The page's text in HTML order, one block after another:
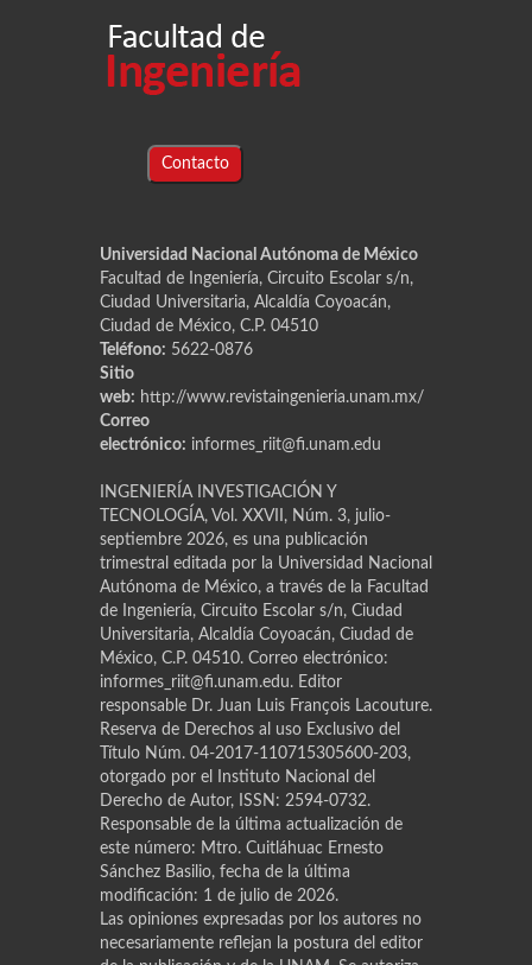
Contacto
Universidad Nacional Autónoma de México
Facultad de Ingeniería, Circuito Escolar s/n,
Ciudad Universitaria, Alcaldía Coyoacán,
Ciudad de México, C.P. 04510
Teléfono: 5622-0876
Sitio
web: http://www.revistaingenieria.unam.mx/
Correo
electrónico: informes_riit@fi.unam.edu
INGENIERÍA INVESTIGACIÓN Y
TECNOLOGÍA, Vol. XXVII, Núm. 3, julio-
septiembre 2026, es una publicación
trimestral editada por la Universidad Nacional
Autónoma de México, a través de la Facultad
de Ingeniería, Circuito Escolar s/n, Ciudad
Universitaria, Alcaldía Coyoacán, Ciudad de
México, C.P. 04510. Correo electrónico:
informes_riit@fi.unam.edu. Editor
responsable Dr. Juan Luis Franҫois Lacouture.
Reserva de Derechos al uso Exclusivo del
Título Núm. 04-2017-110715305600-203,
otorgado por el Instituto Nacional del
Derecho de Autor, ISSN: 2594-0732.
Responsable de la última actualización de
este número: Mtro. Cuitláhuac Ernesto
Sánchez Basilio, fecha de la última
modificación: 1 de julio de 2026.
Las opiniones expresadas por los autores no
necesariamente reflejan la postura del editor